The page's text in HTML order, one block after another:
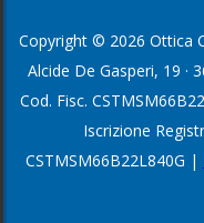
Copyright © 2026 Ottica
Alcide De Gasperi, 19 ·
Cod. Fisc.
Iscrizione
CSTMSM66B22L840G |